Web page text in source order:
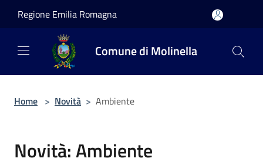
Regione Emilia Romagna
Comune di Molinella
Home > Novità > Ambiente
Novità: Ambiente